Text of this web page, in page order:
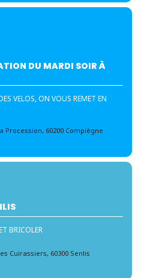
DU MARDI SOIR À
VELOS, ON VOUS REMET EN
Procession, 60200 Compiègne
BRICOLER
Cuirassiers, 60300 Senlis